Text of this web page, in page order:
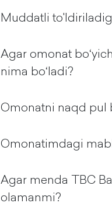
Muddatli
Agar omonat
nima boʻladi?
Omonatni naqd pul
Omonatimdagi
Agar menda TBC
olamanmi?